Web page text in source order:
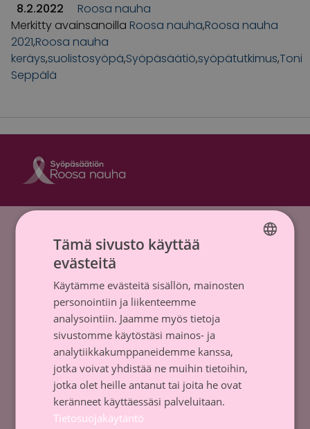
8.2.2022
Roosa nauha
Merkitty avainsanoilla Roosa nauha,Roosa nauha
2021,Roosa nauha
keräys,suolistosyöpä,Syöpäsäätiö,syöpätutkimus,Toni
Seppälä
Syöpäsäätiö sr (y-tunnus 0237165-7)
p. +358 9 135 331
Keräyslupa
Tietosuojaseloste
Ota yhteyttä
Tilaa uutiskirje
SWEDISH
Tämä sivusto käyttää
evästeitä
Käytämme evästeitä sisällön, mainosten
personointiin ja liikenteemme
analysointiin. Jaamme myös tietoja
sivustomme käytöstäsi mainos- ja
analytiikkakumppaneidemme kanssa,
jotka voivat yhdistää ne muihin tietoihin,
jotka olet heille antanut tai joita he ovat
keränneet käyttäessäsi palveluitaan.
Tietosuojakäytäntö